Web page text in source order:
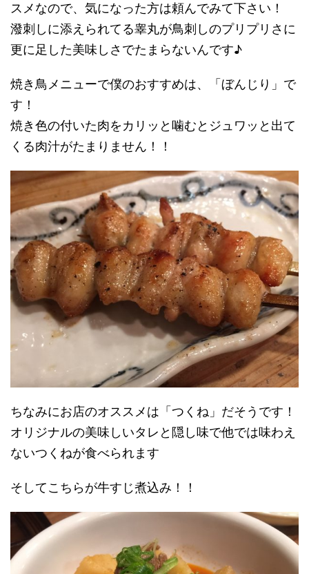
スメなので、気になった方は頼んでみて下さい！
潑刺しに添えられてる睾丸が鳥刺しのプリプリさに
更に足した美味しさでたまらないんです♪
焼き鳥メニューで僕のおすすめは、「ぼんじり」で
す！
焼き色の付いた肉をカリッと噛むとジュワッと出て
くる肉汁がたまりません！！
ちなみにお店のオススメは「つくね」だそうです！
オリジナルの美味しいタレと隠し味で他では味わえ
ないつくねが食べられます
そしてこちらが牛すじ煮込み！！